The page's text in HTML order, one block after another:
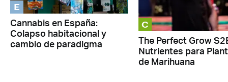
E
Cannabis en España:
Colapso habitacional y
cambio de paradigma
C
The Perfect Grow
Nutrientes para
de Marihuana